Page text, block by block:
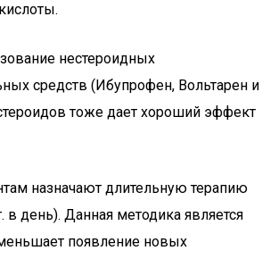
нестероидных
средств (Ибупрофен, Вольтарен и
тоже дает хороший эффект
назначают длительную терапию
в день). Данная методика является
появление новых